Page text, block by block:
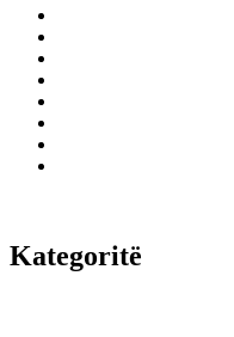
Kategoritë